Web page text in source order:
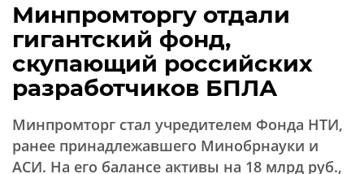
Минпромторгу отдали
гигантский фонд,
скупающий российских
разработчиков БПЛА
Минпромторг стал учредителем Фонда НТИ,
ранее принадлежавшего Минобрнауки и
АСИ. На его балансе активы на 18 млрд руб.,